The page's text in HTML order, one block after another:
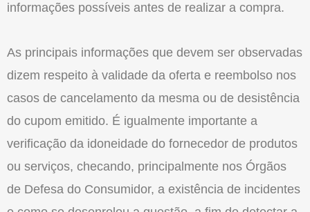
informações possíveis antes de realizar a compra.
As principais informações que devem ser observadas
dizem respeito à validade da oferta e reembolso nos
casos de cancelamento da mesma ou de desistência
do cupom emitido. É igualmente importante a
verificação da idoneidade do fornecedor de produtos
ou serviços, checando, principalmente nos Órgãos
de Defesa do Consumidor, a existência de incidentes